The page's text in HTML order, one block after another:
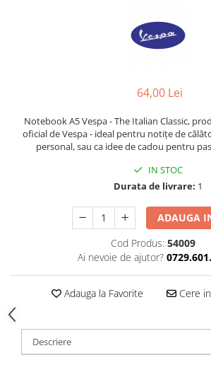
64,00 Lei
Notebook A5 Vespa - The Italian Classic,
oficial de Vespa - ideal pentru notițe de
personal, sau ca idee de cadou pentru
IN STOC
Durata de livrare: 1
ADAUGA
Cod Produs: 54009
Ai nevoie de ajutor?
Adauga la Favorite Cere
Descriere